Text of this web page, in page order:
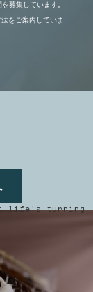
募集しています。
をご案内していま
at life's turning